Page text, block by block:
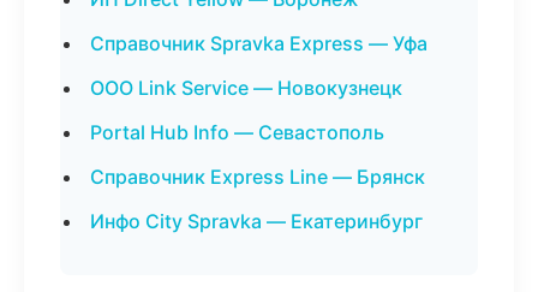
Справочник Spravka Express — Уфа
ООО Link Service — Новокузнецк
Portal Hub Info — Севастополь
Справочник Express Line — Брянск
Инфо City Spravka — Екатеринбург